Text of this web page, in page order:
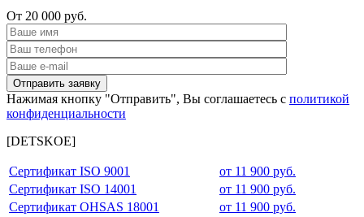
От 20 000 руб.
Нажимая кнопку "Отправить", Вы соглашаетесь с политикой
конфиденциальности
[DETSKOE]
Сертификат ISO 9001
от 11 900 руб.
Сертификат ISO 14001
от 11 900 руб.
Сертификат OHSAS 18001
от 11 900 руб.